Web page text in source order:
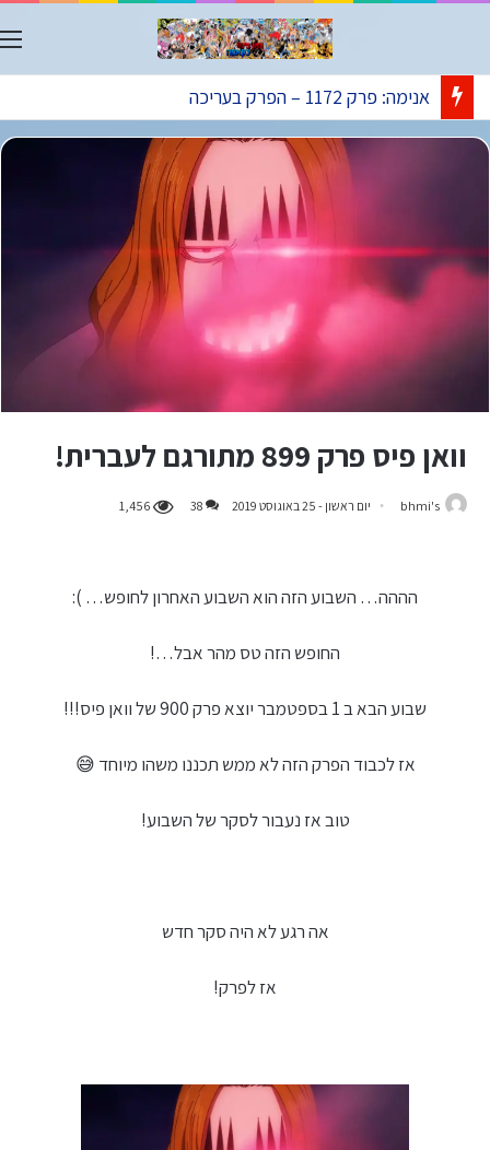
אנימה: פרק 1172 – הפרק בעריכה
וואן פיס פרק 899 מתורגם לעברית!
bhmi's יום ראשון - 25 באוגוסט 2019 38
1,456
הההה… השבוע הזה הוא השבוע האחרון לחופש… ):
החופש הזה טס מהר אבל…!
שבוע הבא ב 1 בספטמבר יוצא פרק 900 של וואן פיס!!!
אז לכבוד הפרק הזה לא ממש תכננו משהו מיוחד 😅
טוב אז נעבור לסקר של השבוע!
אה רגע לא היה סקר חדש
אז לפרק!